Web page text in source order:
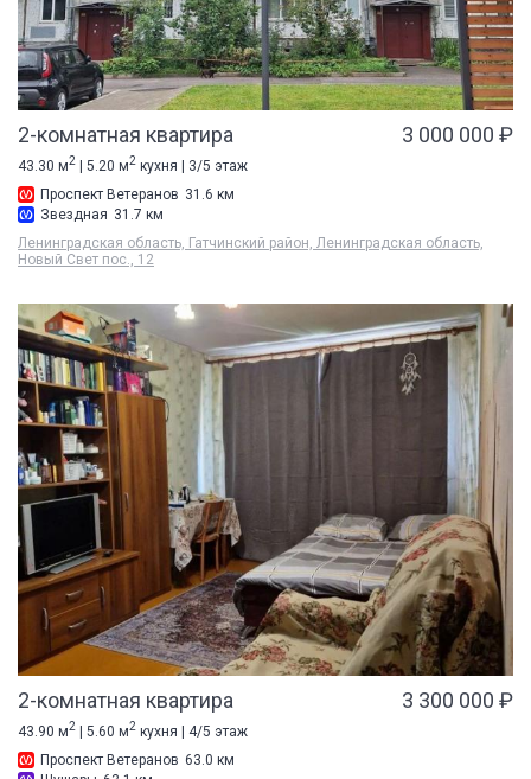
2-комнатная квартира 3 000 000 ₽
43.30 м2 | 5.20 м2 кухня | 3/5 этаж
Проспект Ветеранов 31.6 км
Звездная 31.7 км
Ленинградская область, Гатчинский район, Ленинградская область,
Новый Свет пос., 12
2-комнатная квартира 3 300 000 ₽
43.90 м2 | 5.60 м2 кухня | 4/5 этаж
Проспект Ветеранов 63.0 км